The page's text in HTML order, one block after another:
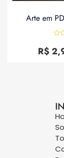
Arte em
0
de
R$